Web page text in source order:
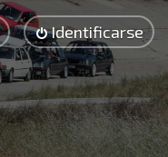
Identificarse